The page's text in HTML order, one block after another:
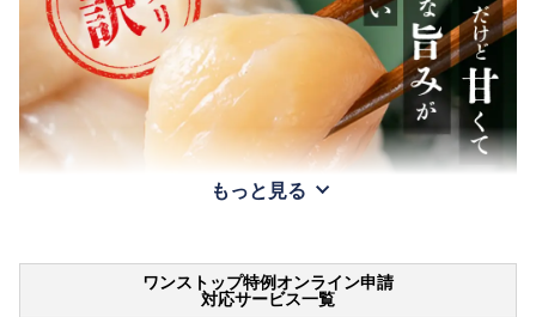
もっと見る
ワンストップ特例オンライン申請
対応サービス一覧